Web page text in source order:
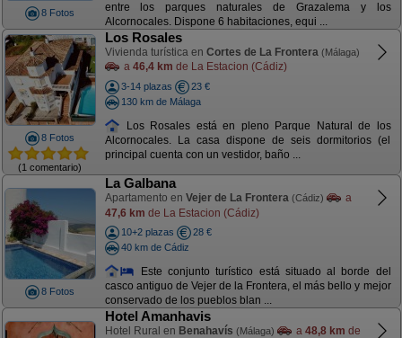
8 Fotos
entre los parques naturales de Grazalema y los
Alcornocales. Dispone 6 habitaciones, equi ...
8 Fotos
(1 comentario)
Los Rosales
Vivienda turística en Cortes de La Frontera (Málaga)
a 46,4 km de La Estacion (Cádiz)
3-14 plazas
23 €
130 km de Málaga
Los Rosales está en pleno Parque Natural de los
Alcornocales. La casa dispone de seis dormitorios (el
principal cuenta con un vestidor, baño ...
8 Fotos
La Galbana
Apartamento en Vejer de La Frontera (Cádiz)
a
47,6 km de La Estacion (Cádiz)
10+2 plazas
28 €
40 km de Cádiz
Este conjunto turístico está situado al borde del
casco antiguo de Vejer de la Frontera, el más bello y mejor
conservado de los pueblos blan ...
Hotel Amanhavis
Hotel Rural en Benahavís (Málaga) a 48,8 km de